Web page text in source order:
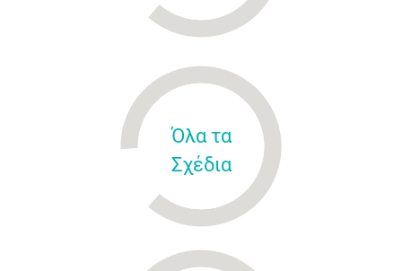
Όλα τα
Σχέδια